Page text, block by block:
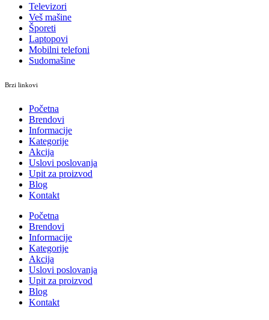
Televizori
Veš mašine
Šporeti
Laptopovi
Mobilni telefoni
Sudomašine
Brzi linkovi
Početna
Brendovi
Informacije
Kategorije
Akcija
Uslovi poslovanja
Upit za proizvod
Blog
Kontakt
Početna
Brendovi
Informacije
Kategorije
Akcija
Uslovi poslovanja
Upit za proizvod
Blog
Kontakt